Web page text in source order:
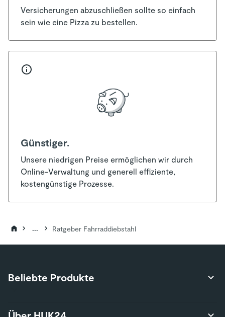
Versicherungen abzuschließen sollte so einfach
sein wie eine Pizza zu bestellen.
Günstiger.
Unsere niedrigen Preise ermöglichen wir durch
Online-Verwaltung und generell effiziente,
kostengünstige Prozesse.
... Ratgeber Fahrraddiebstahl
Beliebte Produkte
Produktübersicht